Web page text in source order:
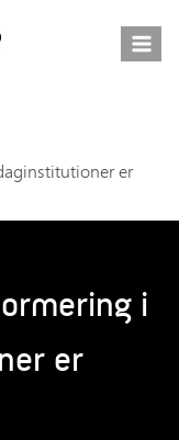
er
i
er